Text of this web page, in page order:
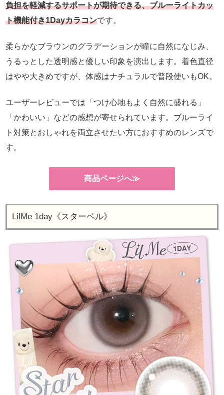
負担を軽減するサポートが期待できる、ブルーライトカッ
ト機能付き1Dayカラコンです。
柔らかなブラウンのグラデーションが瞳に自然になじみ、
うるっとした透明感と優しい印象を演出します。着色直径
はやや大きめですが、体感はナチュラルで普段使いもOK。
ユーザーレビューでは「つけ心地もよく自然に盛れる」
「かわいい」などの感想が寄せられています。ブルーライ
ト対策とおしゃれを両立させたい方におすすめのレンズで
す。
商品ページへ≫
LilMe 1day《スターベル》